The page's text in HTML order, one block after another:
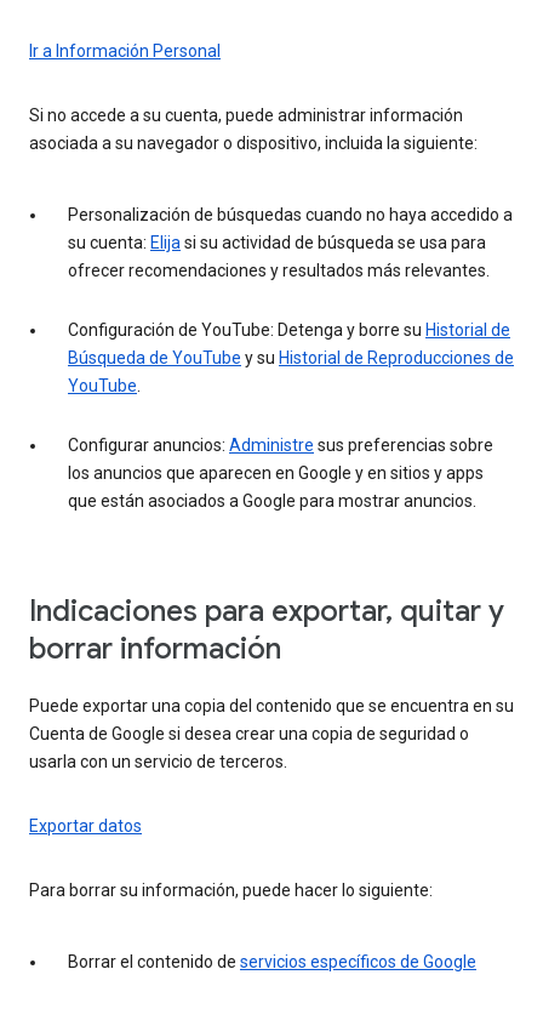
Ir a Información Personal
Si no accede a su cuenta, puede administrar información
asociada a su navegador o dispositivo, incluida la siguiente:
Personalización de búsquedas cuando no haya accedido a
su cuenta: Elija si su actividad de búsqueda se usa para
ofrecer recomendaciones y resultados más relevantes.
Configuración de YouTube: Detenga y borre su Historial de
Búsqueda de YouTube y su Historial de Reproducciones de
YouTube
Configurar anuncios: Administre sus preferencias sobre
los anuncios que aparecen en Google y en sitios y apps
que están asociados a Google para mostrar anuncios.
Indicaciones para exportar, quitar y
borrar información
Puede exportar una copia del contenido que se encuentra en su
Cuenta de Google si desea crear una copia de seguridad o
usarla con un servicio de terceros.
Exportar datos
Para borrar su información, puede hacer lo siguiente:
Borrar el contenido de servicios específicos de Google